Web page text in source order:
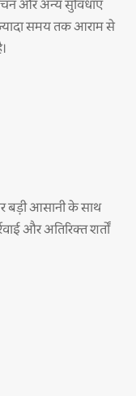
और अन्य सुविधाएँ
समय तक आराम से
आसानी के साथ
और अतिरिक्त शर्तों